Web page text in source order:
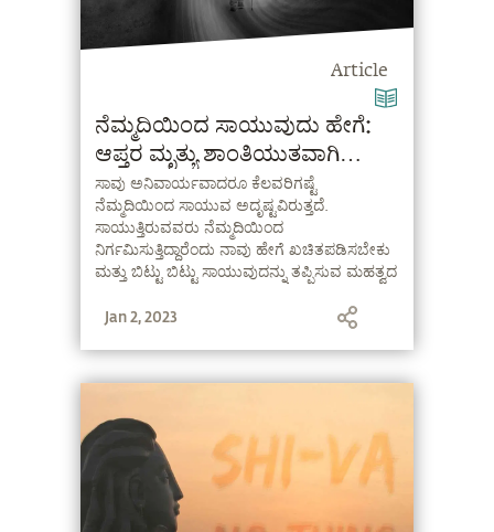
Article
ನೆಮ್ಮದಿಯಿಂದ ಸಾಯುವುದು ಹೇಗೆ:
ಆಪ್ತರ ಮೃತ್ಯು ಶಾಂತಿಯುತವಾಗಿ
ನಡೆಯುವಂತೆ ನೋಡಿಕೊಳ್ಳುವುದು.
ಸಾವು ಅನಿವಾರ್ಯವಾದರೂ ಕೆಲವರಿಗಷ್ಟೆ
ನೆಮ್ಮದಿಯಿಂದ ಸಾಯುವ ಅದೃಷ್ಟವಿರುತ್ತದೆ.
ಸಾಯುತ್ತಿರುವವರು ನೆಮ್ಮದಿಯಿಂದ
ನಿರ್ಗಮಿಸುತ್ತಿದ್ದಾರೆಂದು ನಾವು ಹೇಗೆ ಖಚಿತಪಡಿಸಬೇಕು
ಮತ್ತು ಬಿಟ್ಟು ಬಿಟ್ಟು ಸಾಯುವುದನ್ನು ತಪ್ಪಿಸುವ ಮಹತ್ವದ
Jan 2, 2023